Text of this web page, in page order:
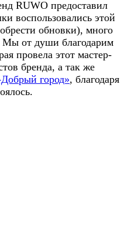
RUWO предоставил
воспользовались этой
обновки), много
Мы от души благодарим
провела этот мастер-
бренда, а так же
город», благодаря